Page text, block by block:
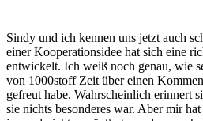
Sindy und ich kennen uns jetzt auch
einer Kooperationsidee hat sich eine
entwickelt. Ich weiß noch genau, wie
von 1000stoff Zeit über einen
gefreut habe. Wahrscheinlich erinnert
sie nichts besonderes war. Aber mir